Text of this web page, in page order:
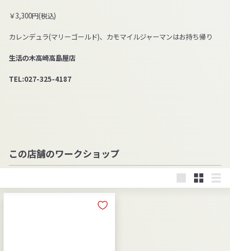
￥3,300円(税込)
カレンデュラ(マリーゴールド)、カモマイルジャーマンはお持ち帰り
生活の木高崎高島屋店
TEL:027-325-4187
この店舗のワークショップ
大
小
リ